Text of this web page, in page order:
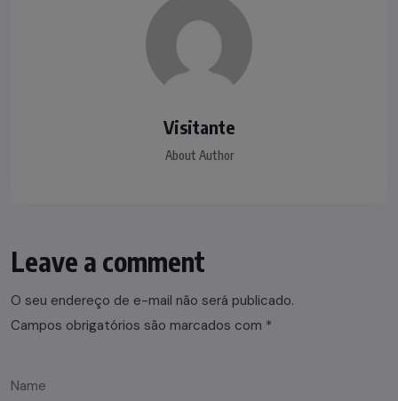
Visitante
About Author
Leave a comment
O seu endereço de e-mail não será publicado.
Campos obrigatórios são marcados com *